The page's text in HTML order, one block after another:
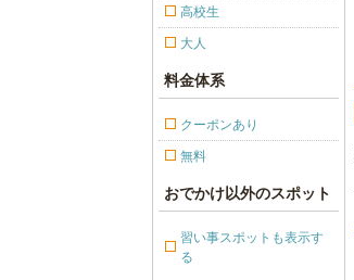
高校生
大人
料金体系
クーポンあり
無料
おでかけ以外のスポット
習い事スポットも表示す
る